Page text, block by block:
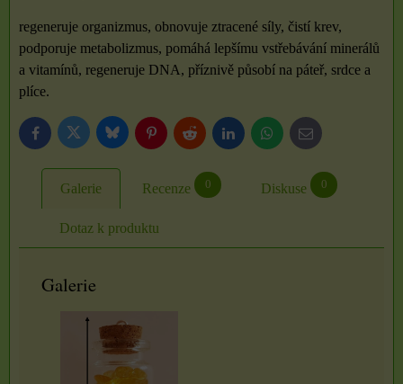
regeneruje organizmus, obnovuje ztracené síly, čistí krev,
podporuje metabolizmus, pomáhá lepšímu vstřebávání minerálů
a vitamínů, regeneruje DNA, příznivě působí na páteř, srdce a
plíce.
FacebookTwitter BlueskyPinterestReddit LinkedInWhatsApp
E-
mail
Galerie Recenze 0 Diskuse 0
Dotaz k produktu
Galerie